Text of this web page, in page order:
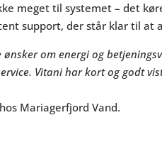
meget til systemet – det
support, der står klar til at
om energi og
Vitani har kort og godt
Mariagerfjord Vand.